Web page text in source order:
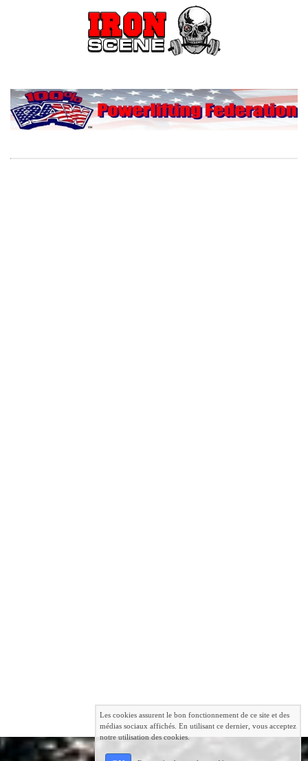
Les cookies assurent le bon fonctionnement de ce site et des
médias sociaux affichés. En utilisant ce dernier, vous acceptez
notre utilisation des cookies.